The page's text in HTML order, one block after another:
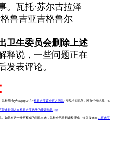
。瓦托·苏尔古拉泽
鲁吉亚吉格鲁尔
卫生委员会删除上述
释说，一些问题正在
发表评论。
站长用“სუროგაცია”在“格鲁吉亚议会官方网站”搜索相关消息，没有任何结果。如
。如果有进一步更权威的消息出来，站长会尽快翻译整理成中文并发布在91喜来宝